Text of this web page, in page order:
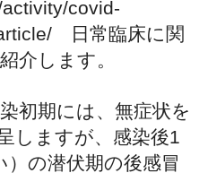
covid-
日常臨床に関
介します。
初期には、無症状を
しますが、感染後1
）の潜伏期の後感冒